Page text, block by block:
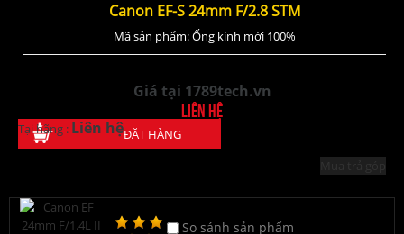
Canon EF-S 24mm F/2.8 STM
Mã sản phẩm: Ống kính mới 100%
Giá tại 1789tech.vn
Liên hệ
Tại hãng : Liên hệĐẶT HÀNG
So sánh sản phẩm